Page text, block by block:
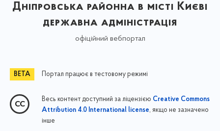
Дніпровська районна в місті Києві
державна адміністрація
офіційний вебпортал
Портал працює в тестовому режимі
Весь контент доступний за ліцензією Creative Commons
Attribution 4.0 International license, якщо не зазначено
інше